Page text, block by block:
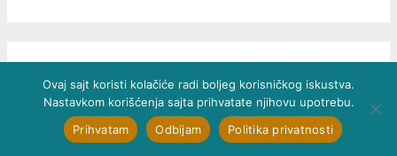
Ovaj sajt koristi kolačiće radi boljeg korisničkog iskustva.
Nastavkom korišćenja sajta prihvatate njihovu upotrebu.
Prihvatam
Odbijam Politika privatnosti